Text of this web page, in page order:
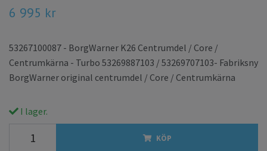
6 995 kr
53267100087 - BorgWarner K26 Centrumdel / Core /
Centrumkärna - Turbo 53269887103 / 53269707103- Fabriksny
BorgWarner original centrumdel / Core / Centrumkärna
I lager.
KÖP